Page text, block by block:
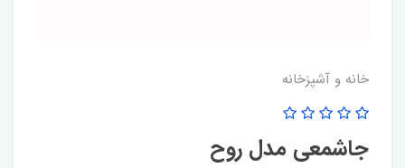
خانه و آشپزخانه
جاشمعی مدل روح